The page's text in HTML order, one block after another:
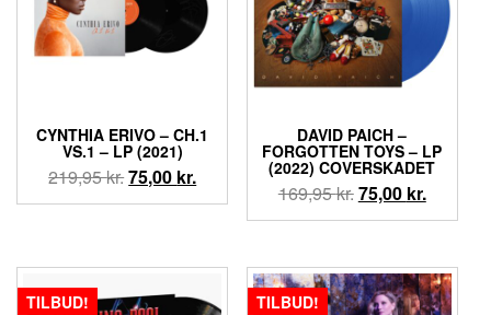
CYNTHIA ERIVO – CH.1
VS.1 – LP (2021)
219,95kr.Den
oprindelige
219,95 kr..
75,00 kr.Den
aktuelle
75,00 kr..
DAVID PAICH ‎–
FORGOTTEN TOYS – LP
(2022) COVERSKADET
169,95kr.Den
oprindelige
var:
169,95 kr..
75,00 kr.Den
aktuelle
er:
75,00
TILBUD! TILBUD!